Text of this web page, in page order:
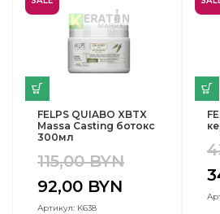
FELPS QUIABO XBTX
Massa Casting ботокс
300мл
115,00BYN
92,00 BYN
Артикул: K638